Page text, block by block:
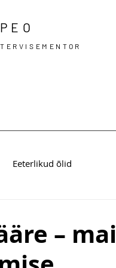
Eeterlikud õlid
–